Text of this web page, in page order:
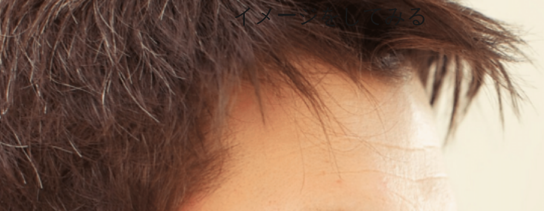
イメージをしてみる